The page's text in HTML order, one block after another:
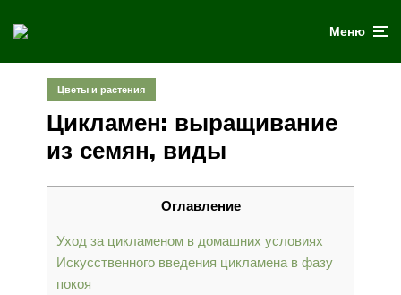
Меню
Цветы и растения
Цикламен: выращивание
из семян, виды
Оглавление
Уход за цикламеном в домашних условиях
Искусственного введения цикламена в фазу
покоя